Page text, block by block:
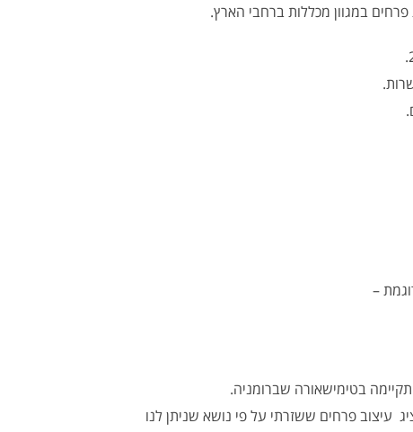
פרחים במגוון מכללות ברחבי הארץ.
–
עיצוב פרחים ששזרתי על פי נושא שניתן לנו